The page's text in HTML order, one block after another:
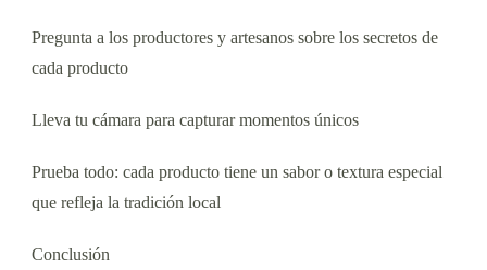
Pregunta a los productores y artesanos sobre los secretos de
cada producto
Lleva tu cámara para capturar momentos únicos
Prueba todo: cada producto tiene un sabor o textura especial
que refleja la tradición local
Conclusión